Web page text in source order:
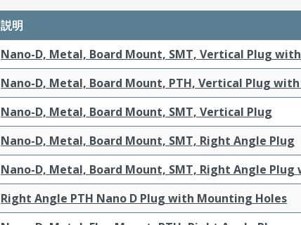
説明
Nano-D, Metal, Board Mount, SMT, Vertical Plug
Nano-D, Metal, Board Mount, PTH, Vertical Plug
Nano-D, Metal, Board Mount, SMT, Vertical Plug
Nano-D, Metal, Board Mount, SMT, Right Angle Plug
Nano-D, Metal, Board Mount, SMT, Right Angle
Right Angle PTH Nano D Plug with Mounting Holes